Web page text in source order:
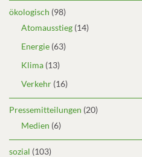
ökologisch (98)
Atomausstieg (14)
Energie (63)
Klima (13)
Verkehr (16)
Pressemitteilungen (20)
Medien (6)
sozial (103)